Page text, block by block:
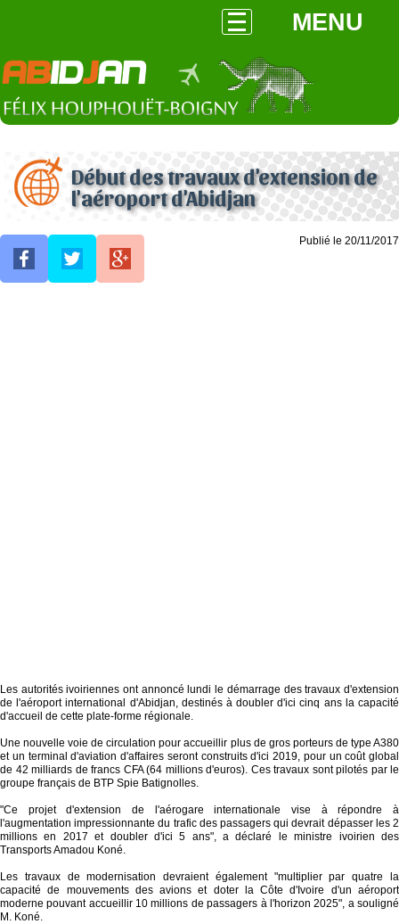
MENU
Début des travaux d'extension de
l'aéroport d'Abidjan
Publié le 20/11/2017
Les autorités ivoiriennes ont annoncé lundi le démarrage des travaux d'extension
de l'aéroport international d'Abidjan, destinés à doubler d'ici cinq ans la capacité
d'accueil de cette plate-forme régionale.
Une nouvelle voie de circulation pour accueillir plus de gros porteurs de type A380
et un terminal d'aviation d'affaires seront construits d'ici 2019, pour un coût global
de 42 milliards de francs CFA (64 millions d'euros). Ces travaux sont pilotés par le
groupe français de BTP Spie Batignolles.
"Ce projet d'extension de l'aérogare internationale vise à répondre à
l'augmentation impressionnante du trafic des passagers qui devrait dépasser les 2
millions en 2017 et doubler d'ici 5 ans", a déclaré le ministre ivoirien des
Transports Amadou Koné.
Les travaux de modernisation devraient également "multiplier par quatre la
capacité de mouvements des avions et doter la Côte d'Ivoire d'un aéroport
moderne pouvant accueillir 10 millions de passagers à l'horizon 2025", a souligné
M. Koné.